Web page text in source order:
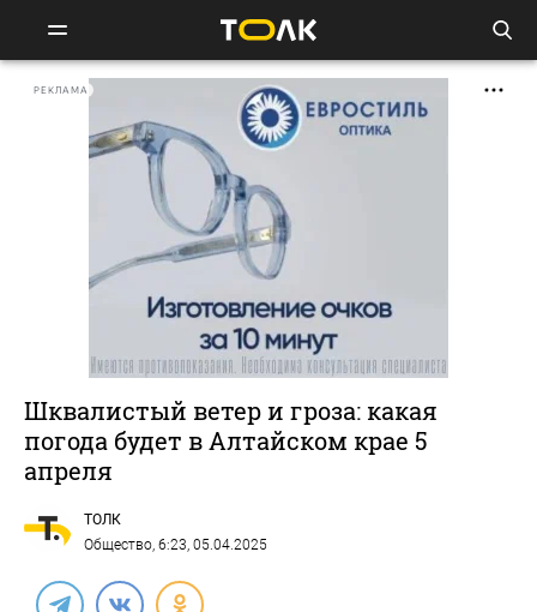
РЕКЛАМА
Шквалистый ветер и гроза: какая
погода будет в Алтайском крае 5
апреля
ТОЛК
Общество, 6:23, 05.04.2025